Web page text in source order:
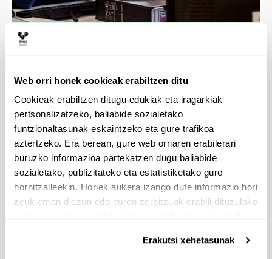
Web orri honek cookieak erabiltzen ditu
Cookieak erabiltzen ditugu edukiak eta iragarkiak
pertsonalizatzeko, baliabide sozialetako
funtzionaltasunak eskaintzeko eta gure trafikoa
aztertzeko. Era berean, gure web orriaren erabilerari
buruzko informazioa partekatzen dugu baliabide
sozialetako, publizitateko eta estatistiketako gure
hornitzaileekin. Horiek aukera izango dute informazio hori
zeuk eman diezun edo euren zerbitzuak erabili dituzulako
Erakutsi xehetasunak
4 arrazoi gradu hau
Gizakiaren dimentsio ezberdinak ikasiko
dituzu, kultur aniztasuna balioetsi eta gizartea
hobeki ulertuko duzu.
Gizarte eta kultur fenomenoak ikertuz, lagundu
ahal izango duzu inguruaren aurrerakuntzan
eta era askotariko gizarte problemen ebazpidean.
Praktikak egin ahal izango dituzu enpresa eta
erakundeetan, lan mundura iragateko
prestakuntza jasoz.
Graduko atal bat Europa, Amerika eta beste